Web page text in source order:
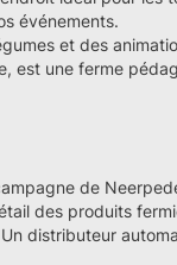
événements.
et des
est une ferme
de
des produits
distributeur